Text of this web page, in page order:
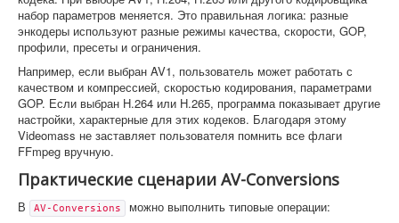
набор параметров меняется. Это правильная логика: разные
энкодеры используют разные режимы качества, скорости, GOP,
профили, пресеты и ограничения.
Например, если выбран AV1, пользователь может работать с
качеством и компрессией, скоростью кодирования, параметрами
GOP. Если выбран H.264 или H.265, программа показывает другие
настройки, характерные для этих кодеков. Благодаря этому
Videomass не заставляет пользователя помнить все флаги
FFmpeg вручную.
Практические сценарии AV-Conversions
В AV-Conversions
можно выполнить типовые операции: